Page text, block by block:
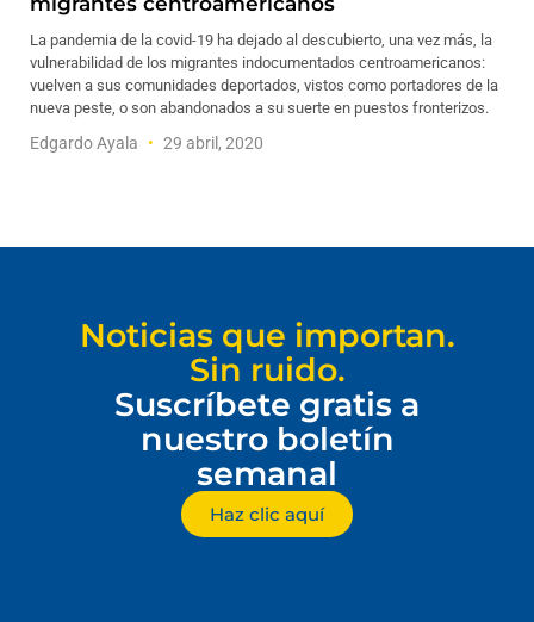
La pandemia de la covid-19 ha dejado al descubierto, una vez más, la
vulnerabilidad de los migrantes indocumentados centroamericanos:
vuelven a sus comunidades deportados, vistos como portadores de la
nueva peste, o son abandonados a su suerte en puestos fronterizos.
Edgardo Ayala 29 abril, 2020
Noticias que importan.
Sin ruido.
Suscríbete gratis a
nuestro boletín
semanal
Haz clic aquí